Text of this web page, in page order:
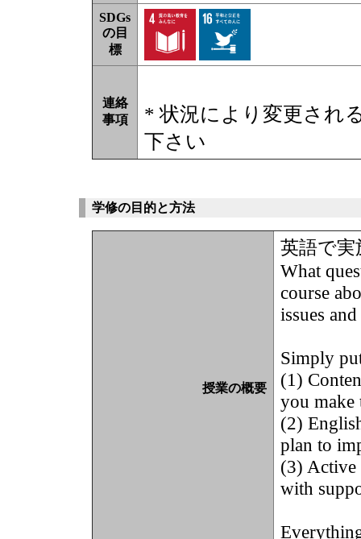
SDGs
の目
標
連絡
事項
* 状況により変更され
下さい
学修の目的と方法
授業の概要
英語で実
What
course
issues
Simply
(1)
you make
(2)
plan to
(3) Active
with